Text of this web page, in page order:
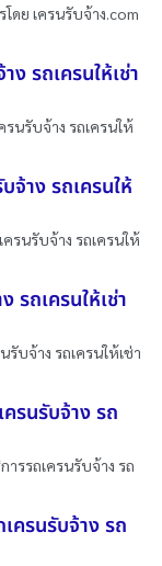
ดย เครนรับจ้าง.com
ง รถเครนให้เช่า
นรับจ้าง รถเครนให้
จ้าง รถเครนให้
ครนรับจ้าง รถเครนให้
รถเครนให้เช่า
รับจ้าง รถเครนให้เช่า
รนรับจ้าง รถ
รรถเครนรับจ้าง รถ
ครนรับจ้าง รถ